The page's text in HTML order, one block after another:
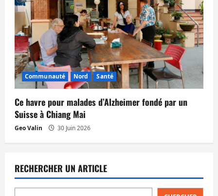
Communauté Nord Santé
Ce havre pour malades d’Alzheimer fondé par un
Suisse à Chiang Mai
Geo Valin 30 Juin 2026
RECHERCHER UN ARTICLE